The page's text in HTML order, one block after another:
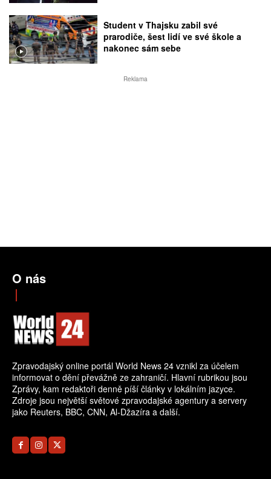
Student v Thajsku zabil své
prarodiče, šest lidí ve své škole a
nakonec sám sebe
Reklama
O nás
Zpravodajský online portál World News 24 vznikl za účelem
informovat o dění převážně ze zahraničí. Hlavní rubrikou jsou
Zprávy, kam redaktoři denně píší články v lokálním jazyce.
Zdroje jsou největší světové zpravodajské agentury a servery
jako Reuters, BBC, CNN, Al-Džazíra a další.